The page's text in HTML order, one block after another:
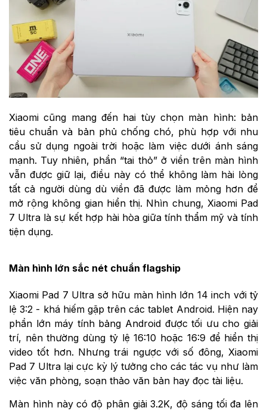
Xiaomi cũng mang đến hai tùy chọn màn hình: bản
tiêu chuẩn và bản phủ chống chó, phù hợp với nhu
cầu sử dụng ngoài trời hoặc làm việc dưới ánh sáng
mạnh. Tuy nhiên, phần “tai thỏ” ở viền trên màn hình
vẫn được giữ lại, điều này có thể không làm hài lòng
tất cả người dùng dù viền đã được làm mỏng hơn để
mở rộng không gian hiển thị. Nhìn chung, Xiaomi Pad
7 Ultra là sự kết hợp hài hòa giữa tính thẩm mỹ và tính
tiện dụng.
Màn hình lớn sắc nét chuẩn flagship
Xiaomi Pad 7 Ultra sở hữu màn hình lớn 14 inch với tỷ
lệ 3:2 - khá hiếm gặp trên các tablet Android. Hiện nay
phần lớn máy tính bảng Android được tối ưu cho giải
trí, nên thường dùng tỷ lệ 16:10 hoặc 16:9 để hiển thị
video tốt hơn. Nhưng trái ngược với số đông, Xiaomi
Pad 7 Ultra lại cực kỳ lý tưởng cho các tác vụ như làm
việc văn phòng, soạn thảo văn bản hay đọc tài liệu.
Màn hình này có độ phân giải 3.2K, độ sáng tối đa lên